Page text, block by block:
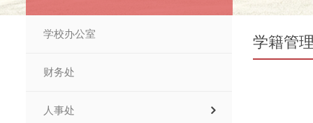
学校办公室
财务处
人事处
学籍管